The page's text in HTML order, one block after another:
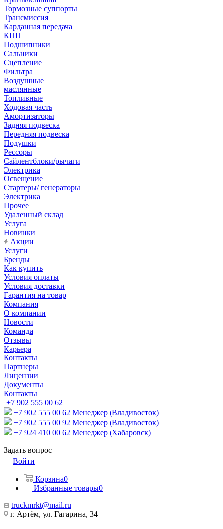
Тормозные суппорты
Трансмиссия
Карданная передача
КПП
Подшипники
Сальники
Сцепление
Фильтра
Воздушные
маслянные
Топливные
Ходовая часть
Амортизаторы
Задняя подвеска
Передняя подвеска
Подушки
Рессоры
Сайлентблоки/рычаги
Электрика
Освещение
Стартеры/ генераторы
Электрика
Прочее
Удаленный склад
Услуга
Новинки
Акции
Услуги
Бренды
Как купить
Условия оплаты
Условия доставки
Гарантия на товар
Компания
О компании
Новости
Команда
Отзывы
Карьера
Контакты
Партнеры
Лицензии
Документы
Контакты
+7 902 555 00 62
+7 902 555 00 62 Менеджер (Владивосток)
+7 902 555 00 92 Менеджер (Владивосток)
+7 924 410 00 62 Менеджер (Хабаровск)
Задать вопрос
Войти
Корзина0
Избранные товары0
truckmrkt@mail.ru
г. Артём, ул. Гагарина, 34